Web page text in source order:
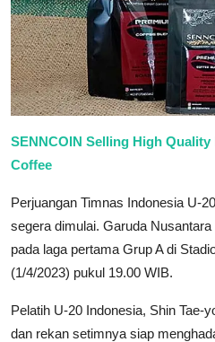
SENNCOIN Selling High
Coffee
Perjuangan Timnas Indonesia U-
segera dimulai. Garuda
pada laga pertama Grup A di
(1/4/2023) pukul 19.00 WIB.
Pelatih U-20 Indonesia, Shin Tae-
dan rekan setimnya siap